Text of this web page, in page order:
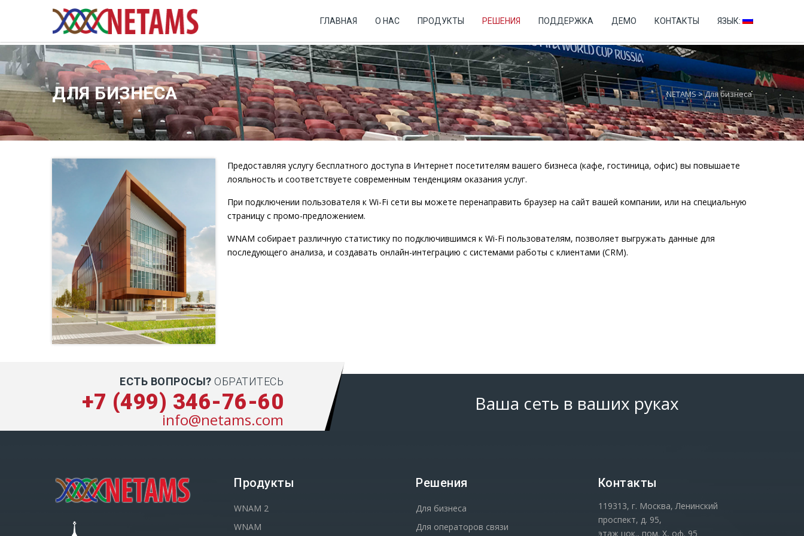
ГЛАВНАЯ О НАС ПРОДУКТЫ РЕШЕНИЯ ПОДДЕРЖКА ДЕМО КОНТАКТЫ ЯЗЫК:
ДЛЯ БИЗНЕСА NETAMS>Для бизнеса
Предоставляя услугу бесплатного доступа в Интернет посетителям вашего бизнеса (кафе, гостиница, офис) вы повышаете
лояльность и соответствуете современным тенденциям оказания услуг.
При подключении пользователя к Wi-Fi сети вы можете перенаправить браузер на сайт вашей компании, или на специальную
страницу с промо-предложением.
WNAM собирает различную статистику по подключившимся к Wi-Fi пользователям, позволяет выгружать данные для
последующего анализа, и создавать онлайн-интеграцию с системами работы с клиентами (CRM).
ЕСТЬ ВОПРОСЫ? ОБРАТИТЕСЬ
+7 (499) 346-76-60
info@netams.com
Ваша сеть в ваших руках
Продукты
WNAM 2
WNAM
Решения
Для бизнеса
Для операторов связи
Контакты
119313, г. Москва, Ленинский
проспект, д. 95,
этаж цок., пом. Х, оф. 95